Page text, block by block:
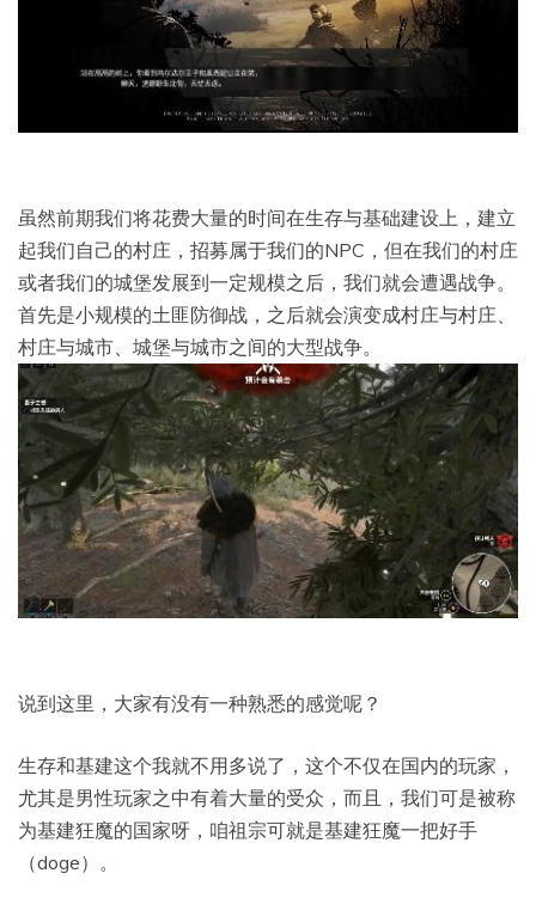
虽然前期我们将花费大量的时间在生存与基础建设上，建立
起我们自己的村庄，招募属于我们的NPC，但在我们的村庄
或者我们的城堡发展到一定规模之后，我们就会遭遇战争。
首先是小规模的土匪防御战，之后就会演变成村庄与村庄、
村庄与城市、城堡与城市之间的大型战争。
说到这里，大家有没有一种熟悉的感觉呢？
生存和基建这个我就不用多说了，这个不仅在国内的玩家，
尤其是男性玩家之中有着大量的受众，而且，我们可是被称
为基建狂魔的国家呀，咱祖宗可就是基建狂魔一把好手
（doge）。